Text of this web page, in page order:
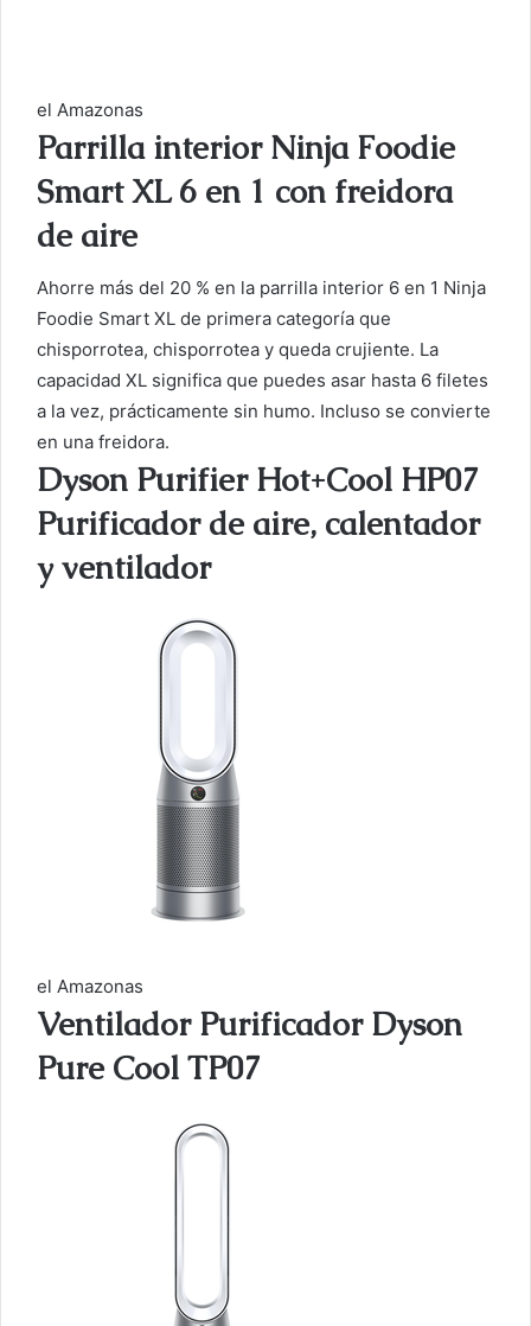
el Amazonas
Parrilla interior Ninja Foodie
Smart XL 6 en 1 con freidora
de aire
Ahorre más del 20 % en la parrilla interior 6 en 1 Ninja
Foodie Smart XL de primera categoría que
chisporrotea, chisporrotea y queda crujiente. La
capacidad XL significa que puedes asar hasta 6 filetes
a la vez, prácticamente sin humo. Incluso se convierte
en una freidora.
Dyson Purifier Hot+Cool HP07
Purificador de aire, calentador
y ventilador
el Amazonas
Ventilador Purificador Dyson
Pure Cool TP07